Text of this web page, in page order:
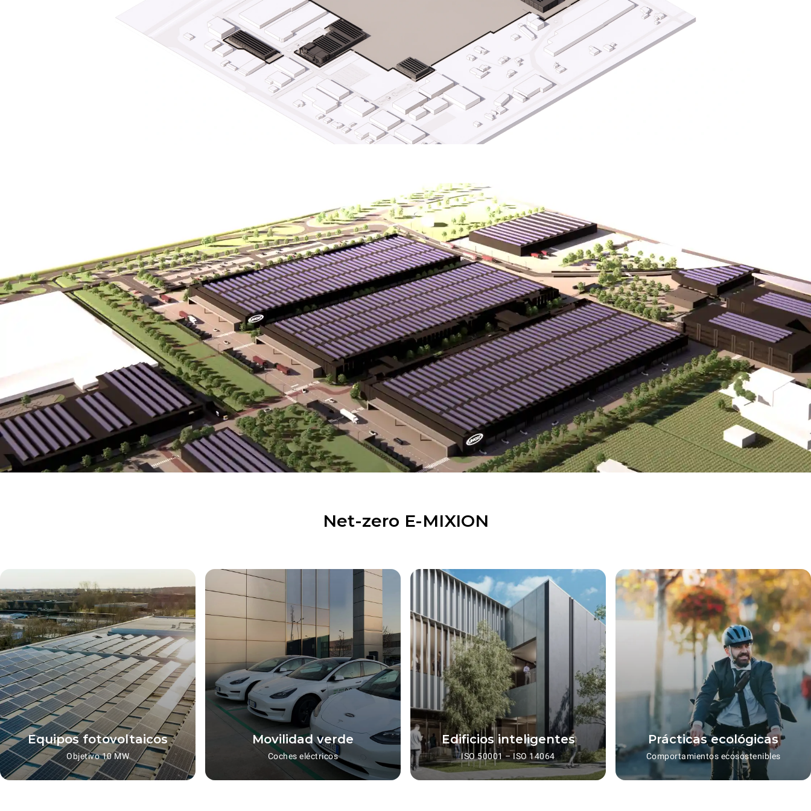
Net-zero E-MIXION
Equipos fotovoltaicos
Objetivo 10 MW
Movilidad verde
Coches eléctricos
Edificios inteligentes
ISO 50001 – ISO 14064
Prácticas ecológicas
Comportamientos ecosostenibles